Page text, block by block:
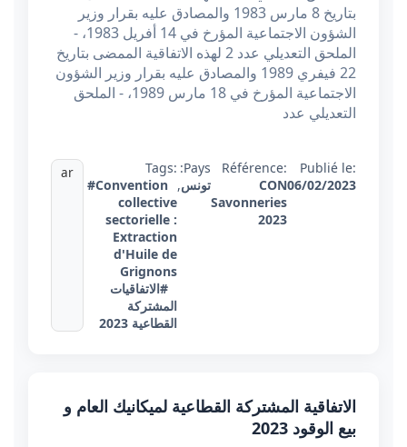
بتاريخ 8 مارس 1983 والمصادق عليه بقرار وزير
الشؤون الاجتماعية المؤرخ في 14 أفريل 1983، -
الملحق التعديلي عدد 2 لهذه الاتفاقية الممضى بتاريخ
22 فيفري 1989 والمصادق عليه بقرار وزير الشؤون
الاجتماعية المؤرخ في 18 مارس 1989، - الملحق
التعديلي عدد
Publié le:
06/02/2023
Référence:
CON
Savonneries
2023
Pays:
تونس,
Tags:
#Convention
collective
sectorielle :
Extraction
d'Huile de
Grignons
#الاتفاقيات
المشتركة
القطاعية 2023
ar
الاتفاقية المشتركة القطاعية لميكانيك العام و
بيع الوقود 2023